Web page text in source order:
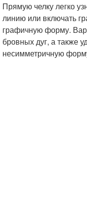
Прямую челку легко
линию или включать
графичную форму.
бровных дуг, а также
несимметричную